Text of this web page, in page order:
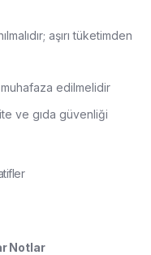
aşırı tüketimden
muhafaza edilmelidir
ve gıda güvenliği
Notlar